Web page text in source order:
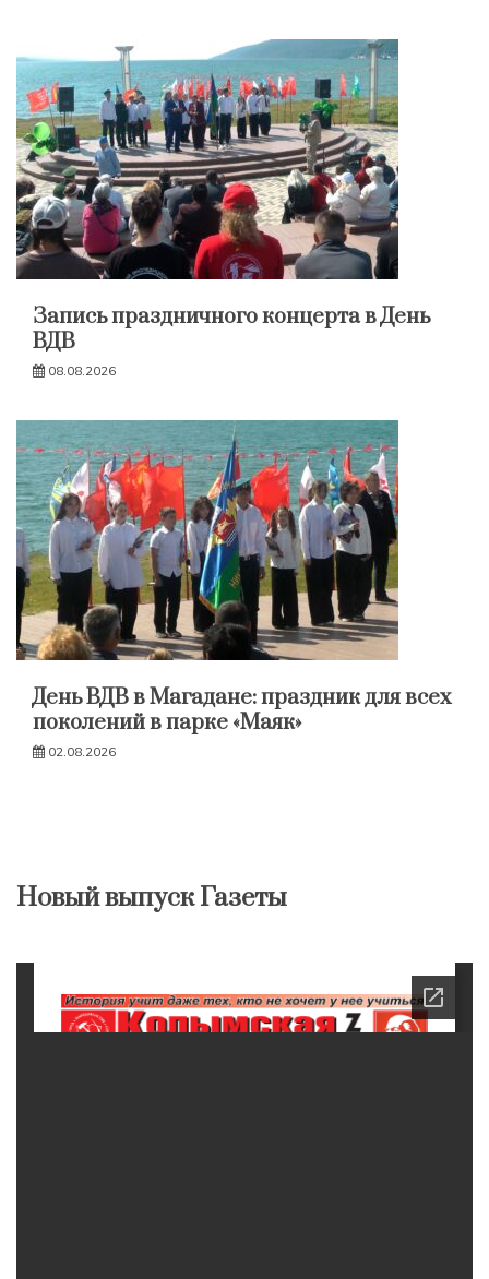
Запись праздничного концерта в День
ВДВ
08.08.2026
День ВДВ в Магадане: праздник для всех
поколений в парке «Маяк»
02.08.2026
Новый выпуск Газеты